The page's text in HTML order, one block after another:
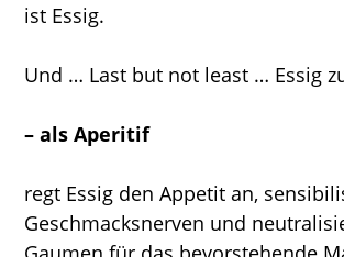
ist Essig.
Und … Last but not least … Essig
– als Aperitif
regt Essig den Appetit an,
Geschmacksnerven und